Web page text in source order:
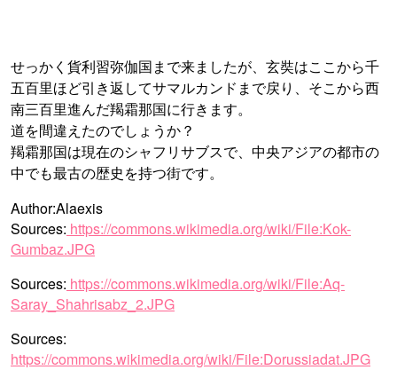
せっかく貨利習弥伽国まで来ましたが、玄奘はここから千
五百里ほど引き返してサマルカンドまで戻り、そこから西
南三百里進んだ羯霜那国に行きます。
道を間違えたのでしょうか？
羯霜那国は現在のシャフリサブスで、中央アジアの都市の
中でも最古の歴史を持つ街です。
Author:Alaexis
Sources: https://commons.wikimedia.org/wiki/File:Kok-
Gumbaz.JPG
Sources: https://commons.wikimedia.org/wiki/File:Aq-
Saray_Shahrisabz_2.JPG
Sources:
https://commons.wikimedia.org/wiki/File:Dorussiadat.JPG